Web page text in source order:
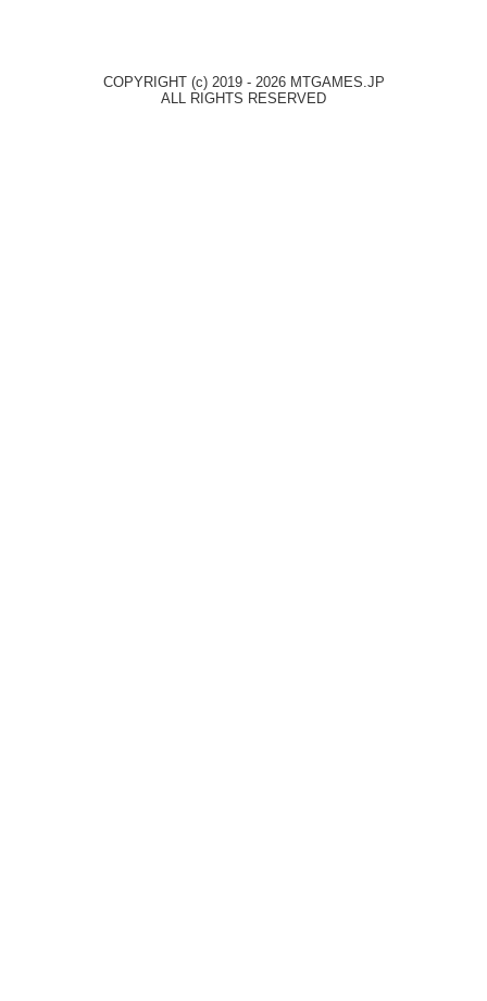
COPYRIGHT (c) 2019 - 2026 MTGAMES.JP
ALL RIGHTS RESERVED